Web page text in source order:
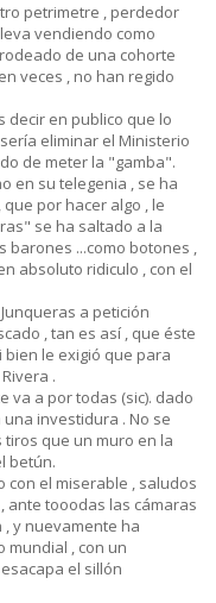
petrimetre , perdedor
vendiendo como
de una cohorte
veces , no han regido
decir en publico que lo
eliminar el Ministerio
de meter la "gamba".
en su telegenia , se ha
por hacer algo , le
se ha saltado a la
barones ...como botones ,
absoluto ridiculo , con el
a petición
, tan es así , que éste
le exigió que para
.
va a por todas (sic). dado
investidura . No se
que un muro en la
betún.
el miserable , saludos
ante tooodas las cámaras
y nuevamente ha
mundial , con un
el sillón